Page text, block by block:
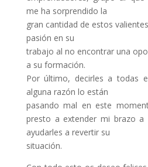
me ha sorprendido la
gran cantidad de estos
pasión en su
trabajo al no encontrar una
a su formación.
Por último, decirles a todas
alguna razón lo están
pasando mal en este
presto a extender mi brazo a
ayudarles a revertir su
situación.